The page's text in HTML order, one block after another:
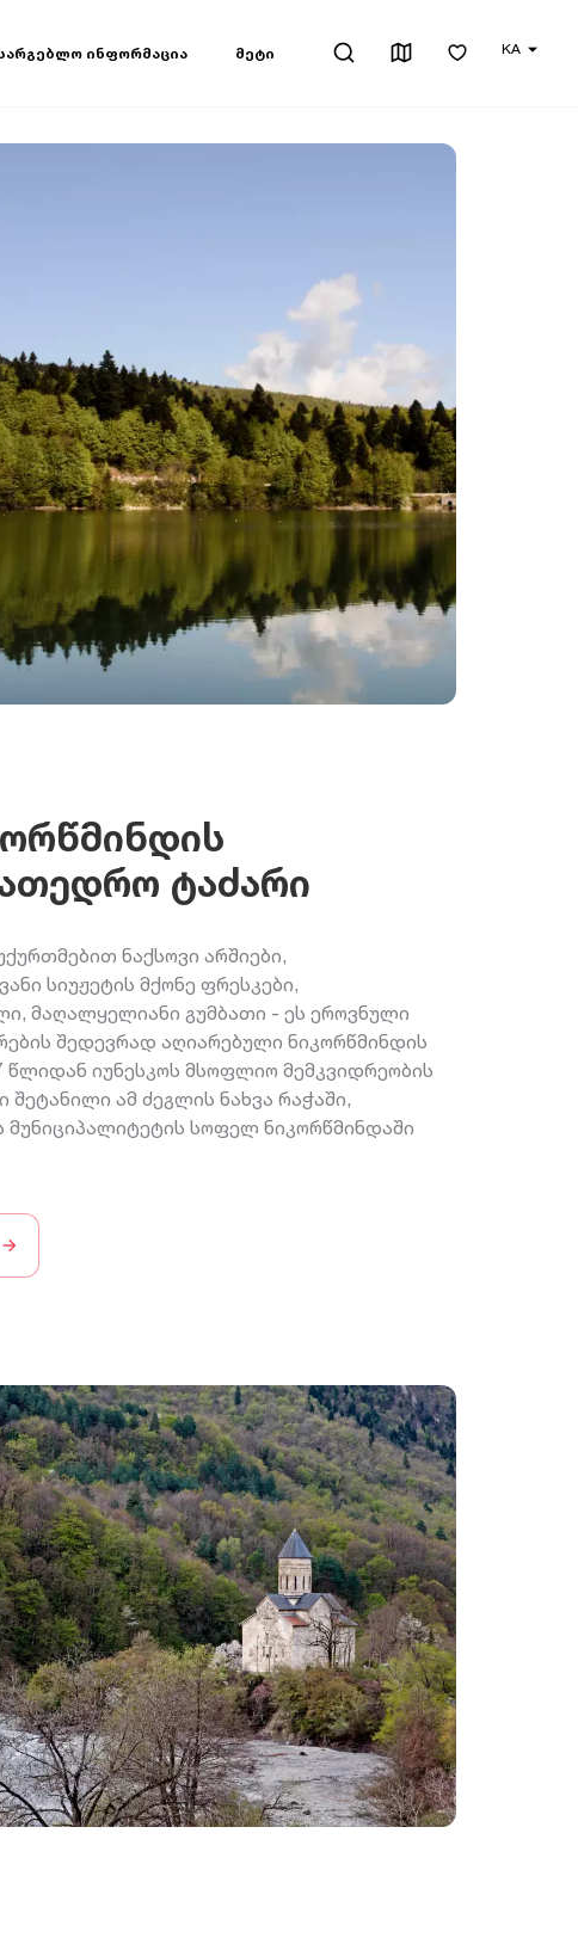
ინფორმაცია მეტი KA
ტაძარი
ნაქსოვი არშიები,
სიუჟეტის მქონე ფრესკები,
მაღალყელიანი გუმბათი - ეს ეროვნული
შედევრად აღიარებული ნიკორწმინდის
წლიდან იუნესკოს მსოფლიო მემკვიდრეობის
შეტანილი ამ ძეგლის ნახვა რაჭაში,
მუნიციპალიტეტის სოფელ ნიკორწმინდაში